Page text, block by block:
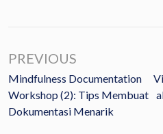
PREVIOUS
Mindfulness Documentation
Workshop (2): Tips Membuat
Dokumentasi Menarik